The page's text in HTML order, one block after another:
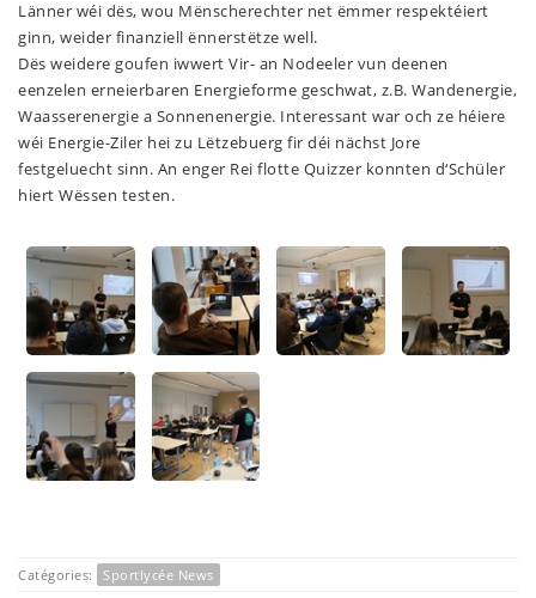
Länner wéi dës, wou Mënscherechter net ëmmer respektéiert
ginn, weider finanziell ënnerstëtze well.
Dës weidere goufen iwwert Vir- an Nodeeler vun deenen
eenzelen erneierbaren Energieforme geschwat, z.B. Wandenergie,
Waasserenergie a Sonnenenergie. Interessant war och ze héiere
wéi Energie-Ziler hei zu Lëtzebuerg fir déi nächst Jore
festgeluecht sinn. An enger Rei flotte Quizzer konnten d‘Schüler
hiert Wëssen testen.
Catégories:
Sportlycée News